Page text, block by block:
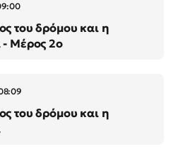
του δρόμου και η
- Μέρος 2ο
του δρόμου και η